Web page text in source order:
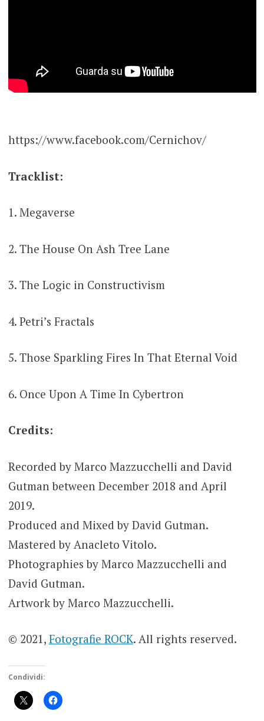
https://www.facebook.com/Cernichov/
Tracklist:
1. Megaverse
2. The House On Ash Tree Lane
3. The Logic in Constructivism
4. Petri’s Fractals
5. Those Sparkling Fires In That Eternal Void
6. Once Upon A Time In Cybertron
Credits:
Recorded by Marco Mazzucchelli and David
Gutman between December 2018 and April
2019.
Produced and Mixed by David Gutman.
Mastered by Anacleto Vitolo.
Photographies by Marco Mazzucchelli and
David Gutman.
Artwork by Marco Mazzucchelli.
© 2021, Fotografie ROCK. All rights reserved.
Condividi: